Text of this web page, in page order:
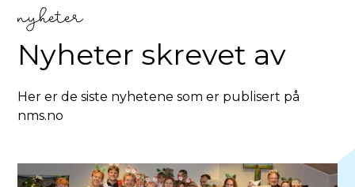
nyheter
Nyheter skrevet av
Her er de siste nyhetene som er publisert på
nms.no